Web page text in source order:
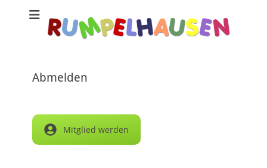
Abmelden
Mitglied werden